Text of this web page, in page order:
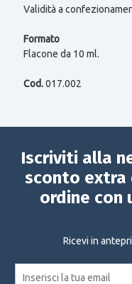
Validità a
Formato
Flacone da 10 ml.
Cod.017.002
Iscriviti alla
sconto extra
ordine con
Ricevi in